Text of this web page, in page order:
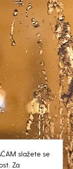
slažete se
Za